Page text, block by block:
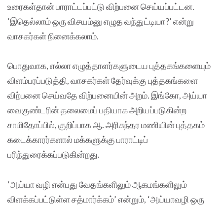
உரைகள்தான் பாராட்டப்பட்டு விற்பனை செய்யப்பட்டன.
‘இதெல்லாம் ஒரு விசயம்னு எழுத வந்துட்டியா?’ என்று
வாசகர்கள் நினைக்கலாம்.
பொதுவாக, எல்லா எழுத்தாளர்களுடைய புத்தகங்களையும்
விளம்பரப்படுத்தி, வாசகர்கள் தேர்வுக்கு புத்தகங்களை
விற்பனை செய்வதே விற்பனையின் அறம். இங்கோ, அய்யா
வைகுண்டரின் தலைமைப் பதியாக அறியப்படுகின்ற
சாமிதோப்பில், குறிப்பாக ஆ. அரிசுந்தர மணியின் புத்தகம்
கடைக்காரர்களால் மக்களுக்கு பாராட்டிப்
பரிந்துரைக்கப்படுகின்றது.
‘அய்யா வழி என்பது வேதங்களிலும் ஆகமங்களிலும்
விளக்கப்பட்டுள்ள சத்மார்க்கம்’ என்றும், ‘அய்யாவழி ஒரு